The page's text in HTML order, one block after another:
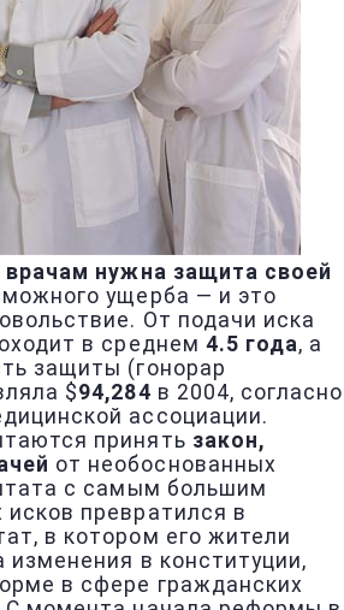
врачам нужна защита своей
ущерба — и это
От подачи иска
в среднем 4.5 года, а
защиты (гонорар
$94,284 в 2004, согласно
ассоциации.
принять закон,
от необоснованных
с самым большим
превратился в
в котором его жители
изменения в конституции,
в сфере гражданских